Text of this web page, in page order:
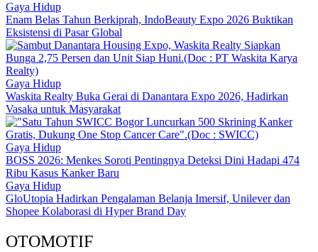
Gaya Hidup
Enam Belas Tahun Berkiprah, IndoBeauty Expo 2026 Buktikan
Eksistensi di Pasar Global
Gaya Hidup
Waskita Realty Buka Gerai di Danantara Expo 2026, Hadirkan
Vasaka untuk Masyarakat
Gaya Hidup
BOSS 2026: Menkes Soroti Pentingnya Deteksi Dini Hadapi 474
Ribu Kasus Kanker Baru
Gaya Hidup
GloUtopia Hadirkan Pengalaman Belanja Imersif, Unilever dan
Shopee Kolaborasi di Hyper Brand Day
OTOMOTIF